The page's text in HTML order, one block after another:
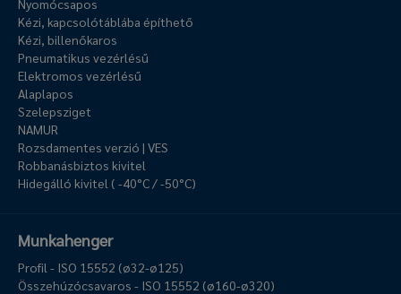
Nyomócsapos
Kézi, kapcsolótáblába építhető
Kézi, billenőkaros
Pneumatikus vezérlésű
Elektromos vezérlésű
Alaplapos
Szelepsziget
NAMUR
Rozsdamentes verzió | VES
Robbanásbiztos kivitel
Hidegálló kivitel ( -40°C / -50°C)
Munkahenger
Profil - ISO 15552 (ø32-ø125)
Összehúzócsavaros - ISO 15552 (ø160-ø320)